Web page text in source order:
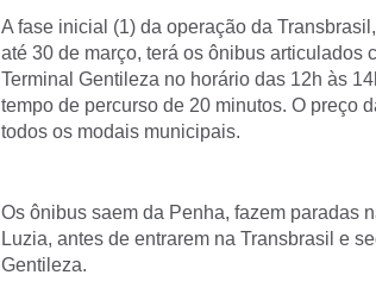
A fase inicial (1) da operação da
até 30 de março, terá os ônibus articulados
Terminal Gentileza no horário das 12h às
tempo de percurso de 20 minutos. O preço
todos os modais municipais.
Os ônibus saem da Penha, fazem paradas
Luzia, antes de entrarem na Transbrasil e
Gentileza.